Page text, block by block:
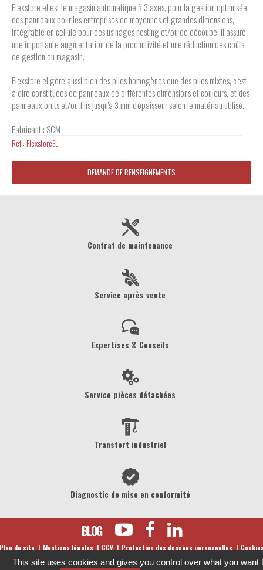
Flexstore el est le magasin automatique à 3 axes, pour la gestion optimisée
des panneaux pour les entreprises de moyennes et grandes dimensions,
intégrable en cellule pour des usinages nesting et/ou de découpe, il assure
une importante augmentation de la productivité et une réduction des coûts
de gestion du magasin.
Flexstore el gère aussi bien des piles homogènes que des piles mixtes, c'est
à dire constituées de panneaux de différentes dimensions et couleurs, et des
panneaux bruts et/ou fins jusqu'à 3 mm d'épaisseur selon le matériau utilisé.
Fabricant : SCM
Réf.: FlexstoreEL
DEMANDE DE RENSEIGNEMENTS
Contrat de maintenance
Service après vente
Expertises & Conseils
Service pièces détachées
Transfert industriel
Diagnostic de mise en conformité
BLOG
du site Mentions légales CGV Protection des données personnelles
©2026JPM DIFFUSION - Tous droits réservés -Réalisation MicroSystem
This site uses cookies and gives you control over what you want